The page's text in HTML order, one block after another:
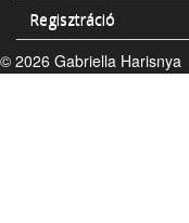
Regisztráció
© 2026 Gabriella Harisnya